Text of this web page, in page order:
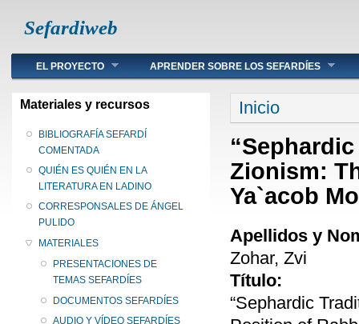
Sefardiweb
Main menu
EL PROYECTO APRENDER SOBRE LOS SEFARDÍES
Materiales y recursos
BIBLIOGRAFÍA SEFARDÍ
COMENTADA
QUIÉN ES QUIÉN EN LA
LITERATURA EN LADINO
CORRESPONSALES DE ÁNGEL
PULIDO
MATERIALES
PRESENTACIONES DE
TEMAS SEFARDÍES
DOCUMENTOS SEFARDÍES
AUDIO Y VÍDEO SEFARDÍES
Se encuentra
Inicio
Zionism:
Ya`acob
Apellidos y
Zohar, Zvi
Título:
“Sephardic